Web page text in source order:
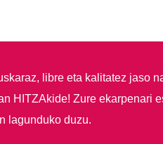
libre eta kalitatez jaso
HITZAkide! Zure ekarpenari
lagunduko duzu.